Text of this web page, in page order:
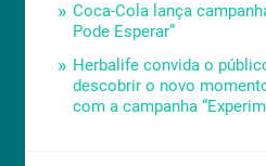
Coca-Cola lança
Pode Esperar”
Herbalife convida o
descobrir o novo
com a campanha